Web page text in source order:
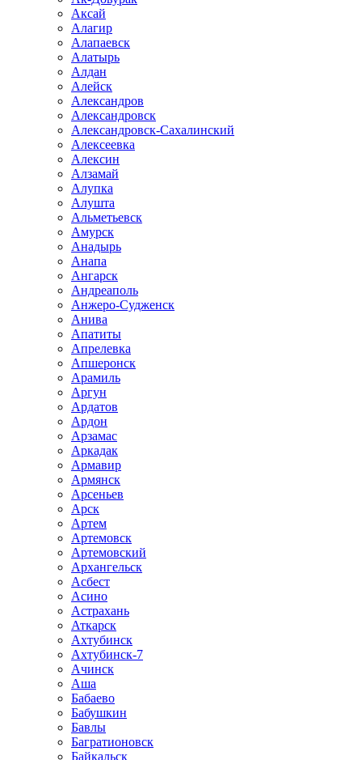
Аксай
Алагир
Алапаевск
Алатырь
Алдан
Алейск
Александров
Александровск
Александровск-Сахалинский
Алексеевка
Алексин
Алзамай
Алупка
Алушта
Альметьевск
Амурск
Анадырь
Анапа
Ангарск
Андреаполь
Анжеро-Судженск
Анива
Апатиты
Апрелевка
Апшеронск
Арамиль
Аргун
Ардатов
Ардон
Арзамас
Аркадак
Армавир
Армянск
Арсеньев
Арск
Артем
Артемовск
Артемовский
Архангельск
Асбест
Асино
Астрахань
Аткарск
Ахтубинск
Ахтубинск-7
Ачинск
Аша
Бабаево
Бабушкин
Бавлы
Багратионовск
Байкальск